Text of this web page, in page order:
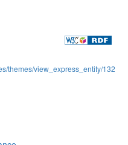
themes/view_express_entity/132